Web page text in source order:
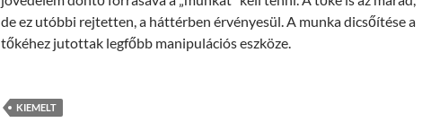
de ez utóbbi rejtetten, a háttérben érvényesül. A munka dicsőítése a
tőkéhez jutottak legfőbb manipulációs eszköze.
KIEMELT